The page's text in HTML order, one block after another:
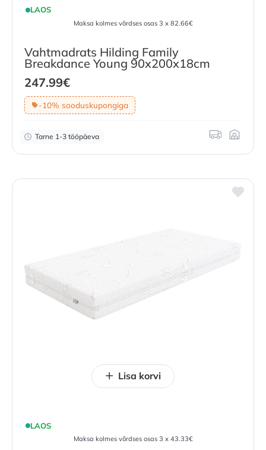
LAOS
Maksa kolmes võrdses osas 3 x 82.66€
Vahtmadrats Hilding Family
Breakdance Young 90x200x18cm
247.99€
-10% sooduskupongiga
Tarne 1-3 tööpäeva
LAOS
Maksa kolmes võrdses osas 3 x 43.33€
Lisa korvi